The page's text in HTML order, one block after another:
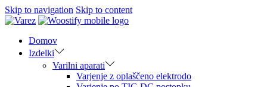
Skip to navigation Skip to content
Domov
Izdelki
Varilni aparati
Varjenje z oplaščeno elektrodo